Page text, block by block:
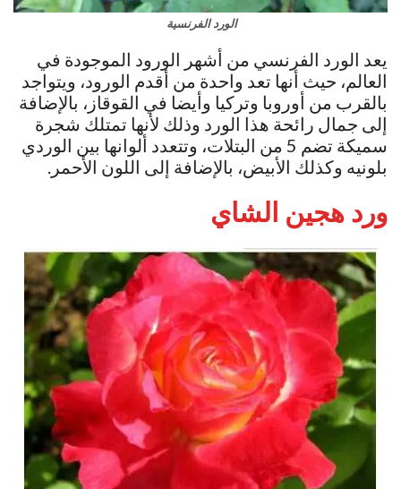
الورد الفرنسية
يعد الورد الفرنسي من أشهر الورود الموجودة في
العالم، حيث أنها تعد واحدة من أقدم الورود، ويتواجد
بالقرب من أوروبا وتركيا وأيضا في القوقاز، بالإضافة
إلى جمال رائحة هذا الورد وذلك لأنها تمتلك شجرة
سميكة تضم 5 من البتلات، وتتعدد ألوانها بين الوردي
بلونيه وكذلك الأبيض، بالإضافة إلى اللون الأحمر.
ورد هجين الشاي